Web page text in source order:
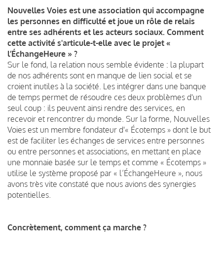
Nouvelles Voies est une association qui accompagne
les personnes en difficulté et joue un rôle de relais
entre ses adhérents et les acteurs sociaux. Comment
cette activité s'articule-t-elle avec le projet «
l’ÉchangeHeure » ?
Sur le fond, la relation nous semble évidente : la plupart
de nos adhérents sont en manque de lien social et se
croient inutiles à la société. Les intégrer dans une banque
de temps permet de résoudre ces deux problèmes d'un
seul coup : ils peuvent ainsi rendre des services, en
recevoir et rencontrer du monde. Sur la forme, Nouvelles
Voies est un membre fondateur d'« Écotemps » dont le but
est de faciliter les échanges de services entre personnes
ou entre personnes et associations, en mettant en place
une monnaie basée sur le temps et comme « Écotemps »
utilise le système proposé par « l’ÉchangeHeure », nous
avons très vite constaté que nous avions des synergies
potentielles.
Concrètement, comment ça marche ?